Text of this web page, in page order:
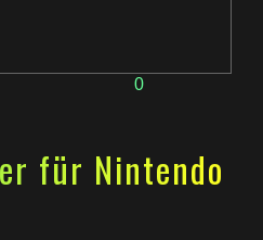
0
für Nintendo